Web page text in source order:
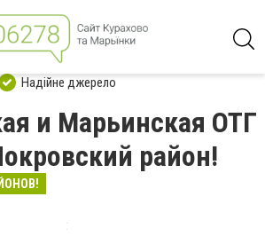
Надійне джерело
и Марьинская ОТГ
район!